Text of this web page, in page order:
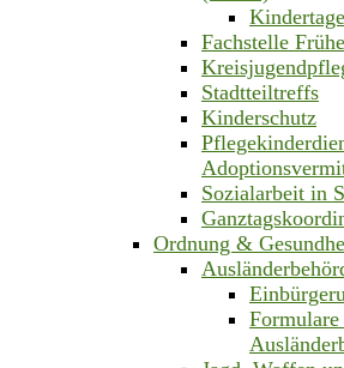
Fachstelle
Stadtteiltreffs
Kinderschutz
Sozialarbeit in
Ordnung &
Formulare